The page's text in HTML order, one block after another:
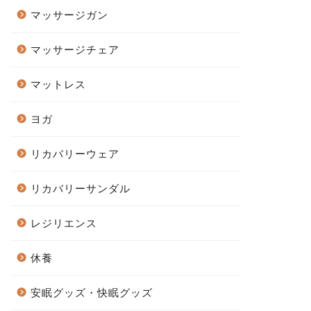
マッサージガン
マッサージチェア
マットレス
ヨガ
リカバリーウェア
リカバリーサンダル
レジリエンス
休養
安眠グッズ・快眠グッズ